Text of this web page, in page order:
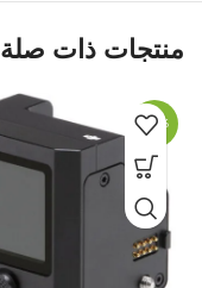
منتجات ذات صلة
-60%